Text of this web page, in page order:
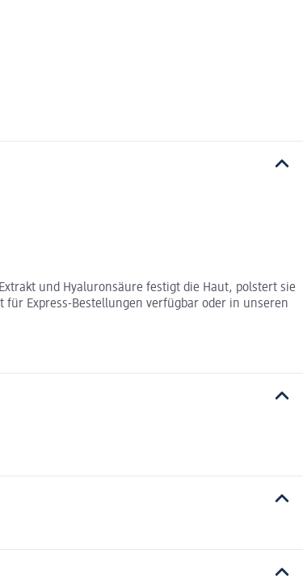
und Hyaluronsäure festigt die Haut, polstert sie
Express-Bestellungen verfügbar oder in unseren